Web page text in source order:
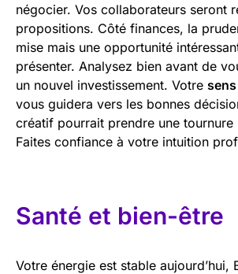
négocier. Vos collaborateurs seront
propositions. Côté finances, la
mise mais une opportunité
présenter. Analysez bien avant de
un nouvel investissement. Votre
vous guidera vers les bonnes
créatif pourrait prendre une tournure
Faites confiance à votre intuition
Santé et bien-être
Votre énergie est stable aujourd’hui,